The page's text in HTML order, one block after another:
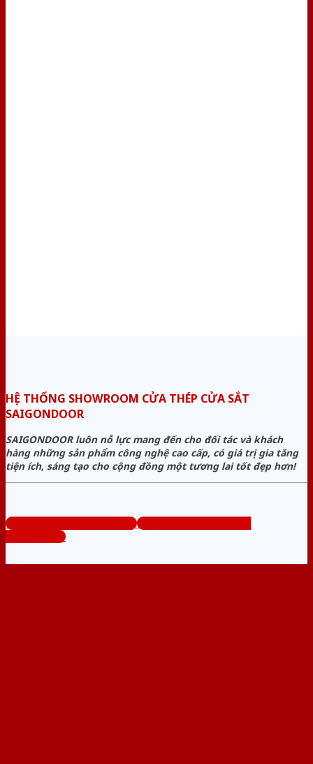
HỆ THỐNG SHOWROOM CỬA THÉP CỬA SẮT
SAIGONDOOR
SAIGONDOOR luôn nỗ lực mang đến cho đối tác và khách
hàng những sản phẩm công nghệ cao cấp, có giá trị gia tăng
tiện ích, sáng tạo cho cộng đồng một tương lai tốt đẹp hơn!
www.cuanhuacomposite.org
Tổng đài tư vấn miễn phí:
0824.400.400